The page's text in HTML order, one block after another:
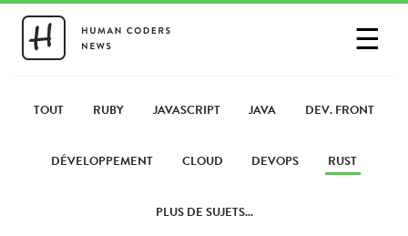
☰
PARTAGER UN LIEN
TOUT RUBY JAVASCRIPT JAVA DEV. FRONT
DÉVELOPPEMENT CLOUD DEVOPS RUST
PLUS DE SUJETS...